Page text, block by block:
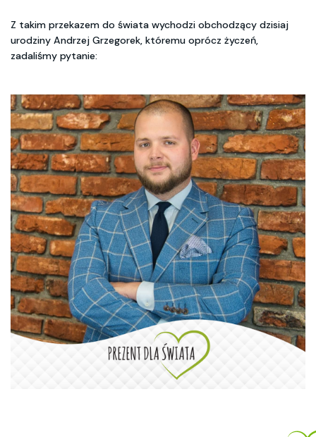
Z takim przekazem do świata wychodzi obchodzący dzisiaj
urodziny Andrzej Grzegorek, któremu oprócz życzeń,
zadaliśmy pytanie: